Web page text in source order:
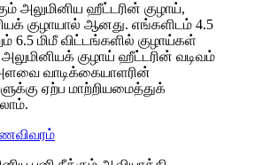
அலுமினிய ஹீட்டரின் குழாய்,
குழாயால் ஆனது. எங்களிடம் 4.5
6.5 மிமீ விட்டங்களில் குழாய்கள்
குழாய் ஹீட்டரின் வடிவம்
வாடிக்கையாளரின்
ஏற்ப மாற்றியமைத்துக்
விவரம்